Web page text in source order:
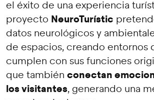
el éxito de una experiencia
proyecto NeuroTurístic
datos neurológicos y
de espacios, creando entornos
cumplen con sus funciones
que también conectan
los visitantes, generando una